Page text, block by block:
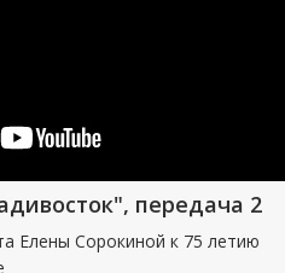
передача 2
Елены Сорокиной к 75 летию